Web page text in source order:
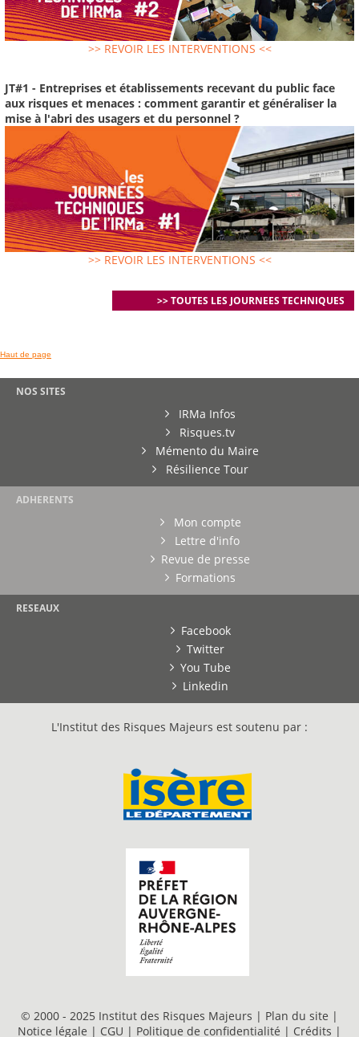
>> REVOIR LES INTERVENTIONS <<
JT#1 - Entreprises et établissements recevant du public face
aux risques et menaces : comment garantir et généraliser la
mise à l'abri des usagers et du personnel ?
>> REVOIR LES INTERVENTIONS <<
>> TOUTES LES JOURNEES TECHNIQUES
Haut de page
NOS SITES
IRMa Infos
Risques.tv
Mémento du Maire
Résilience Tour
ADHERENTS
Mon compte
Lettre d'info
Revue de presse
Formations
RESEAUX
Facebook
Twitter
You Tube
Linkedin
L'Institut des Risques Majeurs est soutenu par :
© 2000 - 2025 Institut des Risques Majeurs | Plan du site |
Notice légale | CGU | Politique de confidentialité | Crédits |